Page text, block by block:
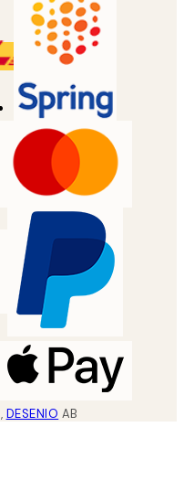
, DESENIO AB